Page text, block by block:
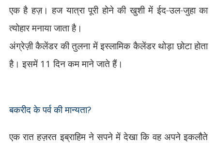
एक है हज़। हज यात्रा पूरी होने की खुशी में ईद-उल-जुहा का
त्योहार मनाया जाता है।
अंग्रेज़ी कैलेंडर की तुलना में इस्लामिक कैलेंडर थोड़ा छोटा होता
है। इसमें 11 दिन कम माने जाते हैं।
बकरीद के पर्व कीमान्यता?
एक रात हज़रत इब्राहिम ने सपने में देखा कि वह अपने इकलौते